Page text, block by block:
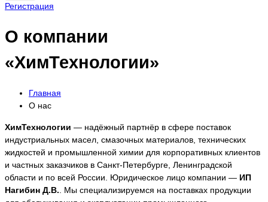
Регистрация
О компании
«ХимТехнологии»
Главная
О нас
ХимТехнологии — надёжный партнёр в сфере поставок
индустриальных масел, смазочных материалов, технических
жидкостей и промышленной химии для корпоративных клиентов
и частных заказчиков в Санкт-Петербурге, Ленинградской
области и по всей России. Юридическое лицо компании — ИП
Нагибин Д.В. . Мы специализируемся на поставках продукции